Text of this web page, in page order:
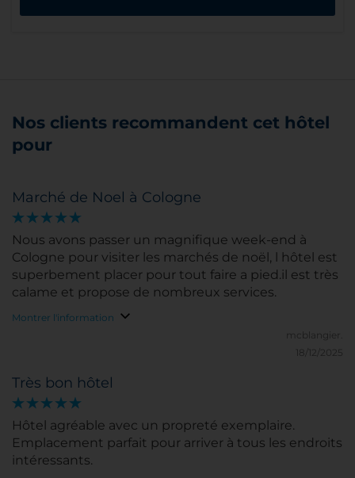
Nos clients recommandent cet hôtel
pour
Marché de Noel à Cologne
Nous avons passer un magnifique week-end à
Cologne pour visiter les marchés de noël, l hôtel est
superbement placer pour tout faire a pied.il est très
calame et propose de nombreux services.
Montrer l'information
mcblangier.
18/12/2025
Très bon hôtel
Hôtel agréable avec un propreté exemplaire.
Emplacement parfait pour arriver à tous les endroits
intéressants.